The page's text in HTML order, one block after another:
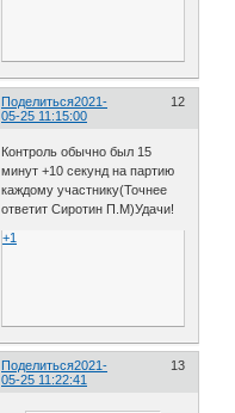
Поделиться 12
2021-
05-25 11:15:00
Контроль обычно был 15
минут +10 секунд на партию
каждому участнику(Точнее
ответит Сиротин П.М)Удачи!
+1
Поделиться 13
2021-
05-25 11:22:41